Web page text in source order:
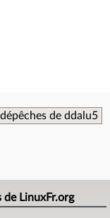
de ddalu5
de LinuxFr.org